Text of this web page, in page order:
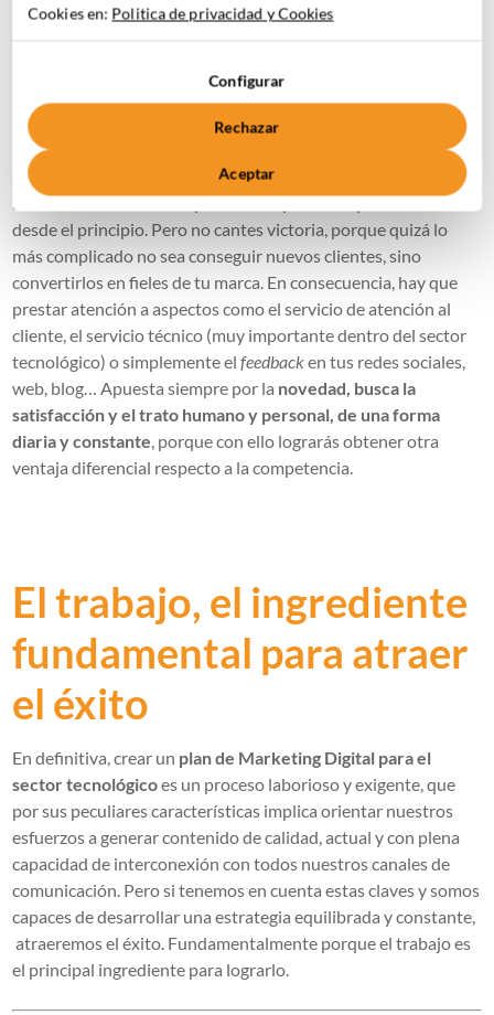
No bajes la guardia, fidelizar al usuario es
un trabajo constante:
Quizá llegue un punto en que veas cumplidos tus objetivos y
los resultados de tu campaña se adapten a lo que buscabas
desde el principio. Pero no cantes victoria, porque quizá lo
más complicado no sea conseguir nuevos clientes, sino
convertirlos en fieles de tu marca. En consecuencia, hay que
prestar atención a aspectos como el servicio de atención al
cliente, el servicio técnico (muy importante dentro del sector
tecnológico) o simplemente elfeedbacken tus redes sociales,
web, blog… Apuesta siempre por la novedad, busca la
satisfacción y el trato humano y personal, de una forma
diaria y constante, porque con ello lograrás obtener otra
ventaja diferencial respecto a la competencia.
El trabajo, el ingrediente
fundamental para atraer
el éxito
En definitiva, crear un plan de Marketing Digital para el
sector tecnológicoes un proceso laborioso y exigente, que
por sus peculiares características implica orientar nuestros
esfuerzos a generar contenido de calidad, actual y con plena
capacidad de interconexión con todos nuestros canales de
comunicación. Pero si tenemos en cuenta estas claves y somos
capaces de desarrollar una estrategia equilibrada y constante,
atraeremos el éxito. Fundamentalmente porque el trabajo es
el principal ingrediente para lograrlo.
Cookies en: Politica de privacidad y Cookies
Configurar
Rechazar
Aceptar